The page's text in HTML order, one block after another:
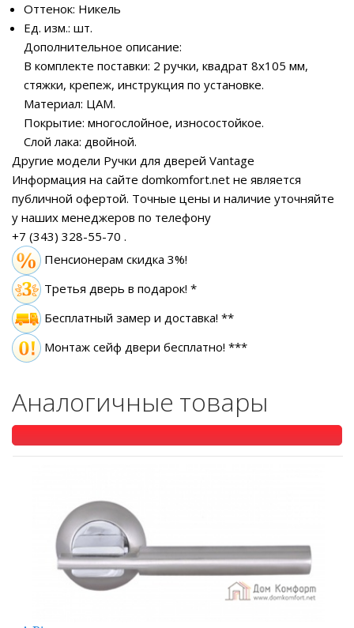
Оттенок: Никель
Ед. изм.: шт.
Дополнительное описание:
В комплекте поставки: 2 ручки, квадрат 8х105 мм,
стяжки, крепеж, инструкция по установке.
Материал: ЦАМ.
Покрытие: многослойное, износостойкое.
Слой лака: двойной.
Другие модели Ручки для дверей Vantage
Информация на сайте domkomfort.net не является
публичной офертой. Точные цены и наличие уточняйте
у наших менеджеров по телефону
+7 (343) 328-55-70 .
Пенсионерам скидка 3%!
Третья дверь в подарок! *
Бесплатный замер и доставка! **
Монтаж сейф двери бесплатно! ***
Аналогичные товары